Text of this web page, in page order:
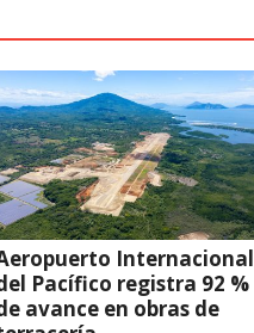
Internacional
Pacífico registra 92 %
avance en obras de